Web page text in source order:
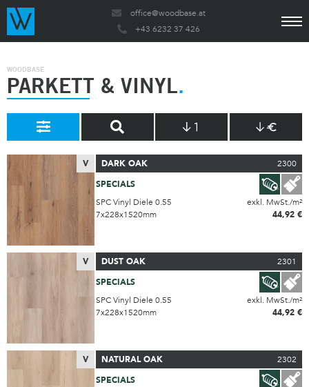
office@woodbase.at
+43 6232 37 426
WOODBASE
PARKETT & VINYL
V DARK OAK
2300
SPECIALS
SPC Vinyl Diele 0.55
exkl. MwSt./m²
7x228x1520mm
44,92 €
V DUST OAK
2301
SPECIALS
SPC Vinyl Diele 0.55
exkl. MwSt./m²
7x228x1520mm
44,92 €
V NATURAL OAK
2302
SPECIALS